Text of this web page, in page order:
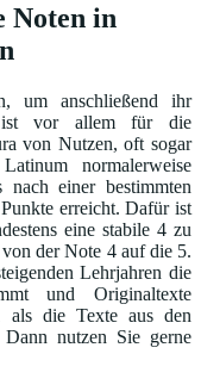
Noten in
um anschließend ihr
ist vor allem für die
von Nutzen, oft sogar
normalerweise
einer bestimmten
erreicht. Dafür ist
eine stabile 4 zu
der Note 4 auf die 5.
Lehrjahren die
und Originaltexte
als die Texte aus den
nutzen Sie gerne